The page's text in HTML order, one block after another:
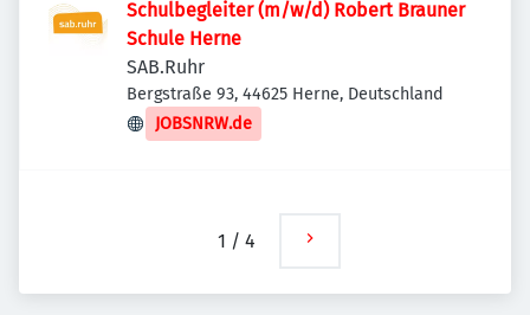
Schulbegleiter (m/w/d) Robert Brauner
Schule Herne
SAB.Ruhr
Bergstraße 93, 44625 Herne, Deutschland
JOBSNRW.de
1 / 4